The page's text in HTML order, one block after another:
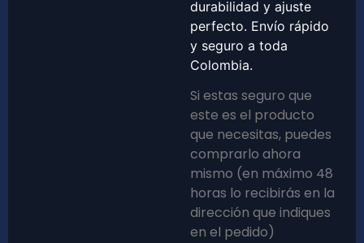
durabilidad y ajuste
perfecto. Envío rápido
y seguro a toda
Colombia.
Si estas seguro que
este es el producto
que necesitas, puedes
comprarlo ahora
mismo (en máximo 48
horas lo recibirás en la
dirección que indiques
en el pedido)